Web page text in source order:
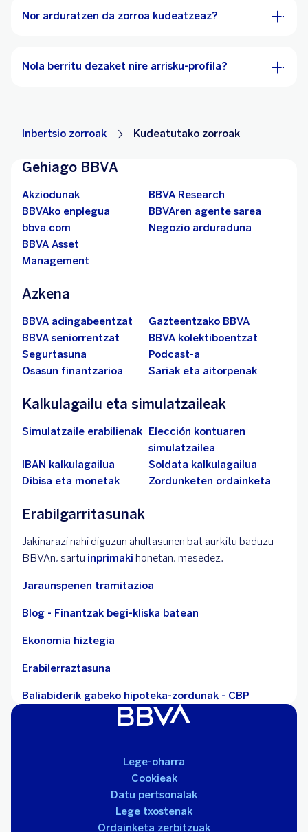
Nor arduratzen da zorroa kudeatzeaz?
Nola berritu dezaket nire arrisku-profila?
Inbertsio zorroak Kudeatutako zorroak
Gehiago BBVA
Akziodunak
BBVA Research
BBVAko enplegua
BBVAren agente sarea
bbva.com
Negozio arduraduna
BBVA Asset
Management
Azkena
BBVA adingabeentzat
Gazteentzako BBVA
BBVA seniorrentzat
BBVA kolektiboentzat
Segurtasuna
Podcast-a
Osasun finantzarioa
Sariak eta aitorpenak
Kalkulagailu eta simulatzaileak
Simulatzaile erabilienak Elección kontuaren
simulatzailea
IBAN kalkulagailua
Soldata kalkulagailua
Dibisa eta monetak
Zordunketen ordainketa
Erabilgarritasunak
Jakinarazi nahi diguzun ahultasunen bat aurkitu baduzu
BBVAn, sartu inprimaki honetan, mesedez.
Jaraunspenen tramitazioa
Blog - Finantzak begi-kliska batean
Ekonomia hiztegia
Erabilerraztasuna
Baliabiderik gabeko hipoteka-zordunak - CBP
Lege-oharra
Cookieak
Datu pertsonalak
Lege txostenak
Ordainketa zerbitzuak